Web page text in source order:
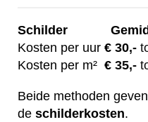
Schilder
Kosten per uur € 30,-
Kosten per m² € 35,-
Beide methoden
de schilderkosten.